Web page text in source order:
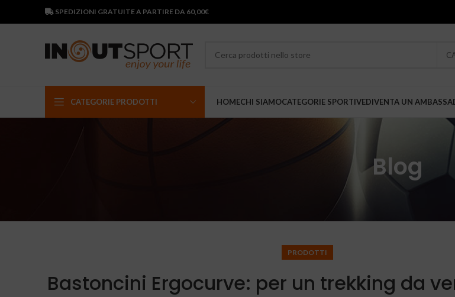
SPEDIZIONI GRATUITE A PARTIRE DA 60,00€
CATEGORIE PRODOTTI HOMECHI SIAMOCATEGORIE SPORTIVEDIVENTA UN
Blog
PRODOTTI
Bastoncini Ergocurve: per un trekking da